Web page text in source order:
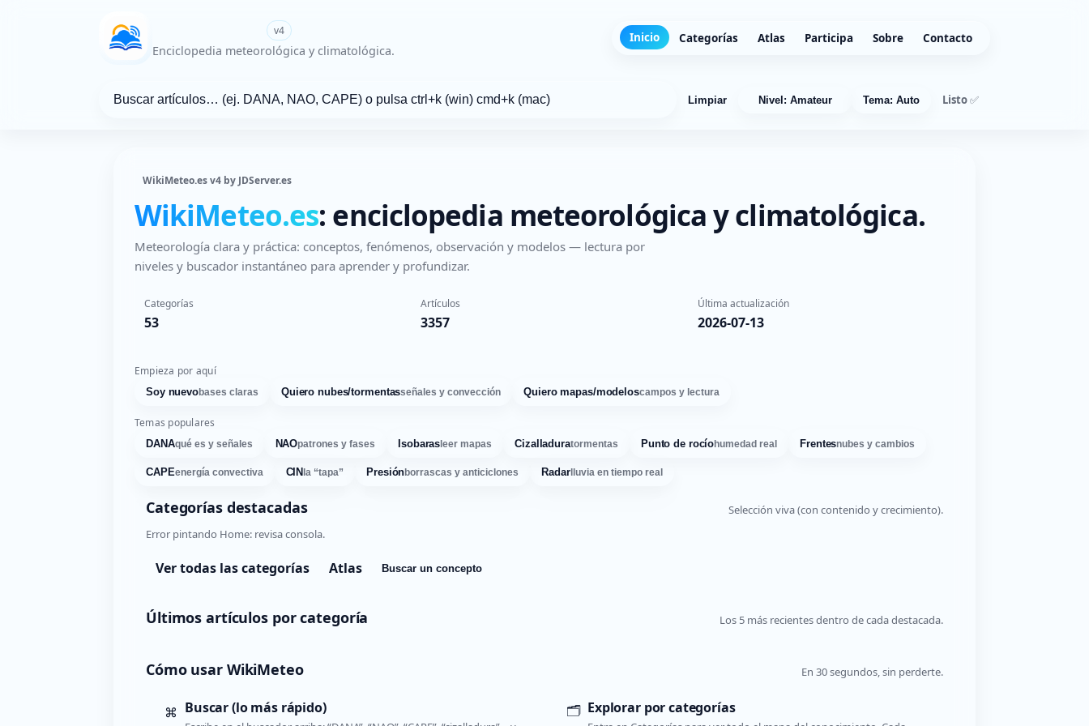
WikiMeteo.es v4
Enciclopedia meteorológica y climatológica.
Inicio Categorías Atlas Participa Sobre Contacto
Limpiar Nivel: Amateur Tema: Auto Listo ✅
WikiMeteo.es v4 by JDServer.es
WikiMeteo.es: enciclopedia meteorológica y climatológica.
Meteorología clara y práctica: conceptos, fenómenos, observación y modelos — lectura por
niveles y buscador instantáneo para aprender y profundizar.
Categorías
53
Artículos
3357
Última actualización
2026-07-13
Empieza por aquí
Soy nuevobases claras Quiero nubes/tormentasseñales y convección Quiero mapas/modeloscampos y lectura
Temas populares
DANAqué es y señales NAOpatrones y fases Isobarasleer mapas Cizalladuratormentas Punto de rocíohumedad real Frentesnubes y cambios
CAPEenergía convectiva CIN la “tapa” Presiónborrascas y anticiclones Radarlluvia en tiempo real
Categorías destacadas
Selección viva (con contenido y crecimiento).
Error pintando Home: revisa consola.
Ver todas las categorías Atlas Buscar un concepto
Últimos artículos por categoría Los 5 más recientes dentro de cada destacada.
Cómo usar WikiMeteo En 30 segundos, sin perderte.
⌘ Buscar (lo más rápido) 🗂️ Explorar por categorías